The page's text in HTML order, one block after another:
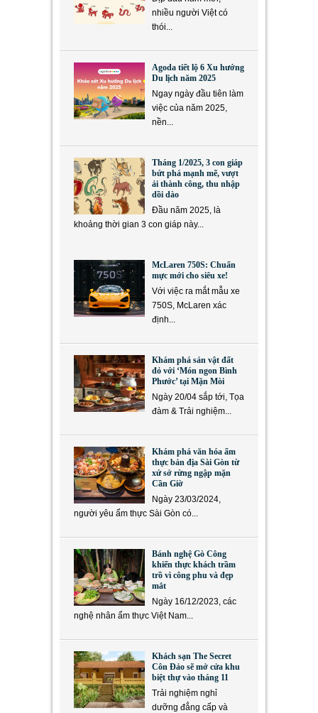
nhiều người Việt có
thói...
Agoda tiết lộ 6 Xu hướng
Du lịch năm 2025
Ngay ngày đầu tiên làm
việc của năm 2025,
nền...
Tháng 1/2025, 3 con giáp
bứt phá mạnh mẽ, vượt
ải thành công, thu nhập
dồi dào
Đầu năm 2025, là
khoảng thời gian 3 con giáp này...
McLaren 750S: Chuẩn
mực mới cho siêu xe!
Với việc ra mắt mẫu xe
750S, McLaren xác
định...
Khám phá sản vật đất
đỏ với ‘Món ngon Bình
Phước’ tại Mặn Mòi
Ngày 20/04 sắp tới, Tọa
đàm & Trải nghiệm...
Khám phá văn hóa ẩm
thực bản địa Sài Gòn từ
xứ sở rừng ngập mặn
Cần Giờ
Ngày 23/03/2024,
người yêu ẩm thực Sài Gòn có...
Bánh nghệ Gò Công
khiến thực khách trầm
trồ vì công phu và đẹp
mắt
Ngày 16/12/2023, các
nghệ nhân ẩm thực Việt Nam...
Khách sạn The Secret
Côn Đảo sẽ mở cửa khu
biệt thự vào tháng 11
Trải nghiệm nghỉ
dưỡng đẳng cấp và